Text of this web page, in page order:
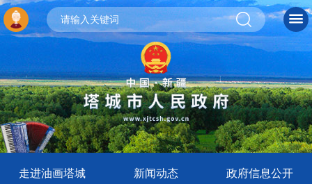
走进油画塔城 新闻动态 政府信息公开